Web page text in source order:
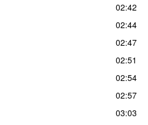
02:42
02:44
02:47
02:51
02:54
02:57
03:03